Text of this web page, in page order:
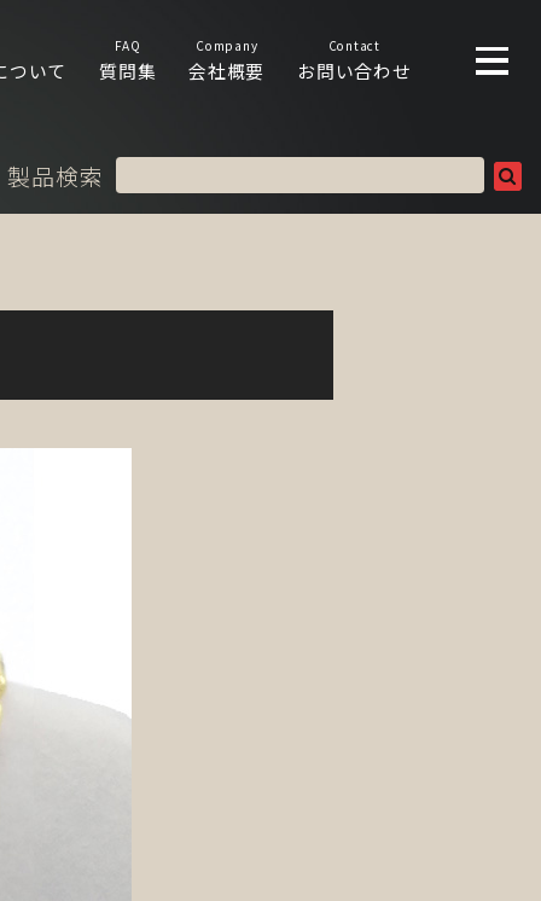
ついて
FAQ
質問集
Company
会社概要
Contact
お問い合わせ
製品検索